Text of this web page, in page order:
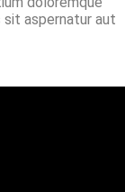
aspernatur aut